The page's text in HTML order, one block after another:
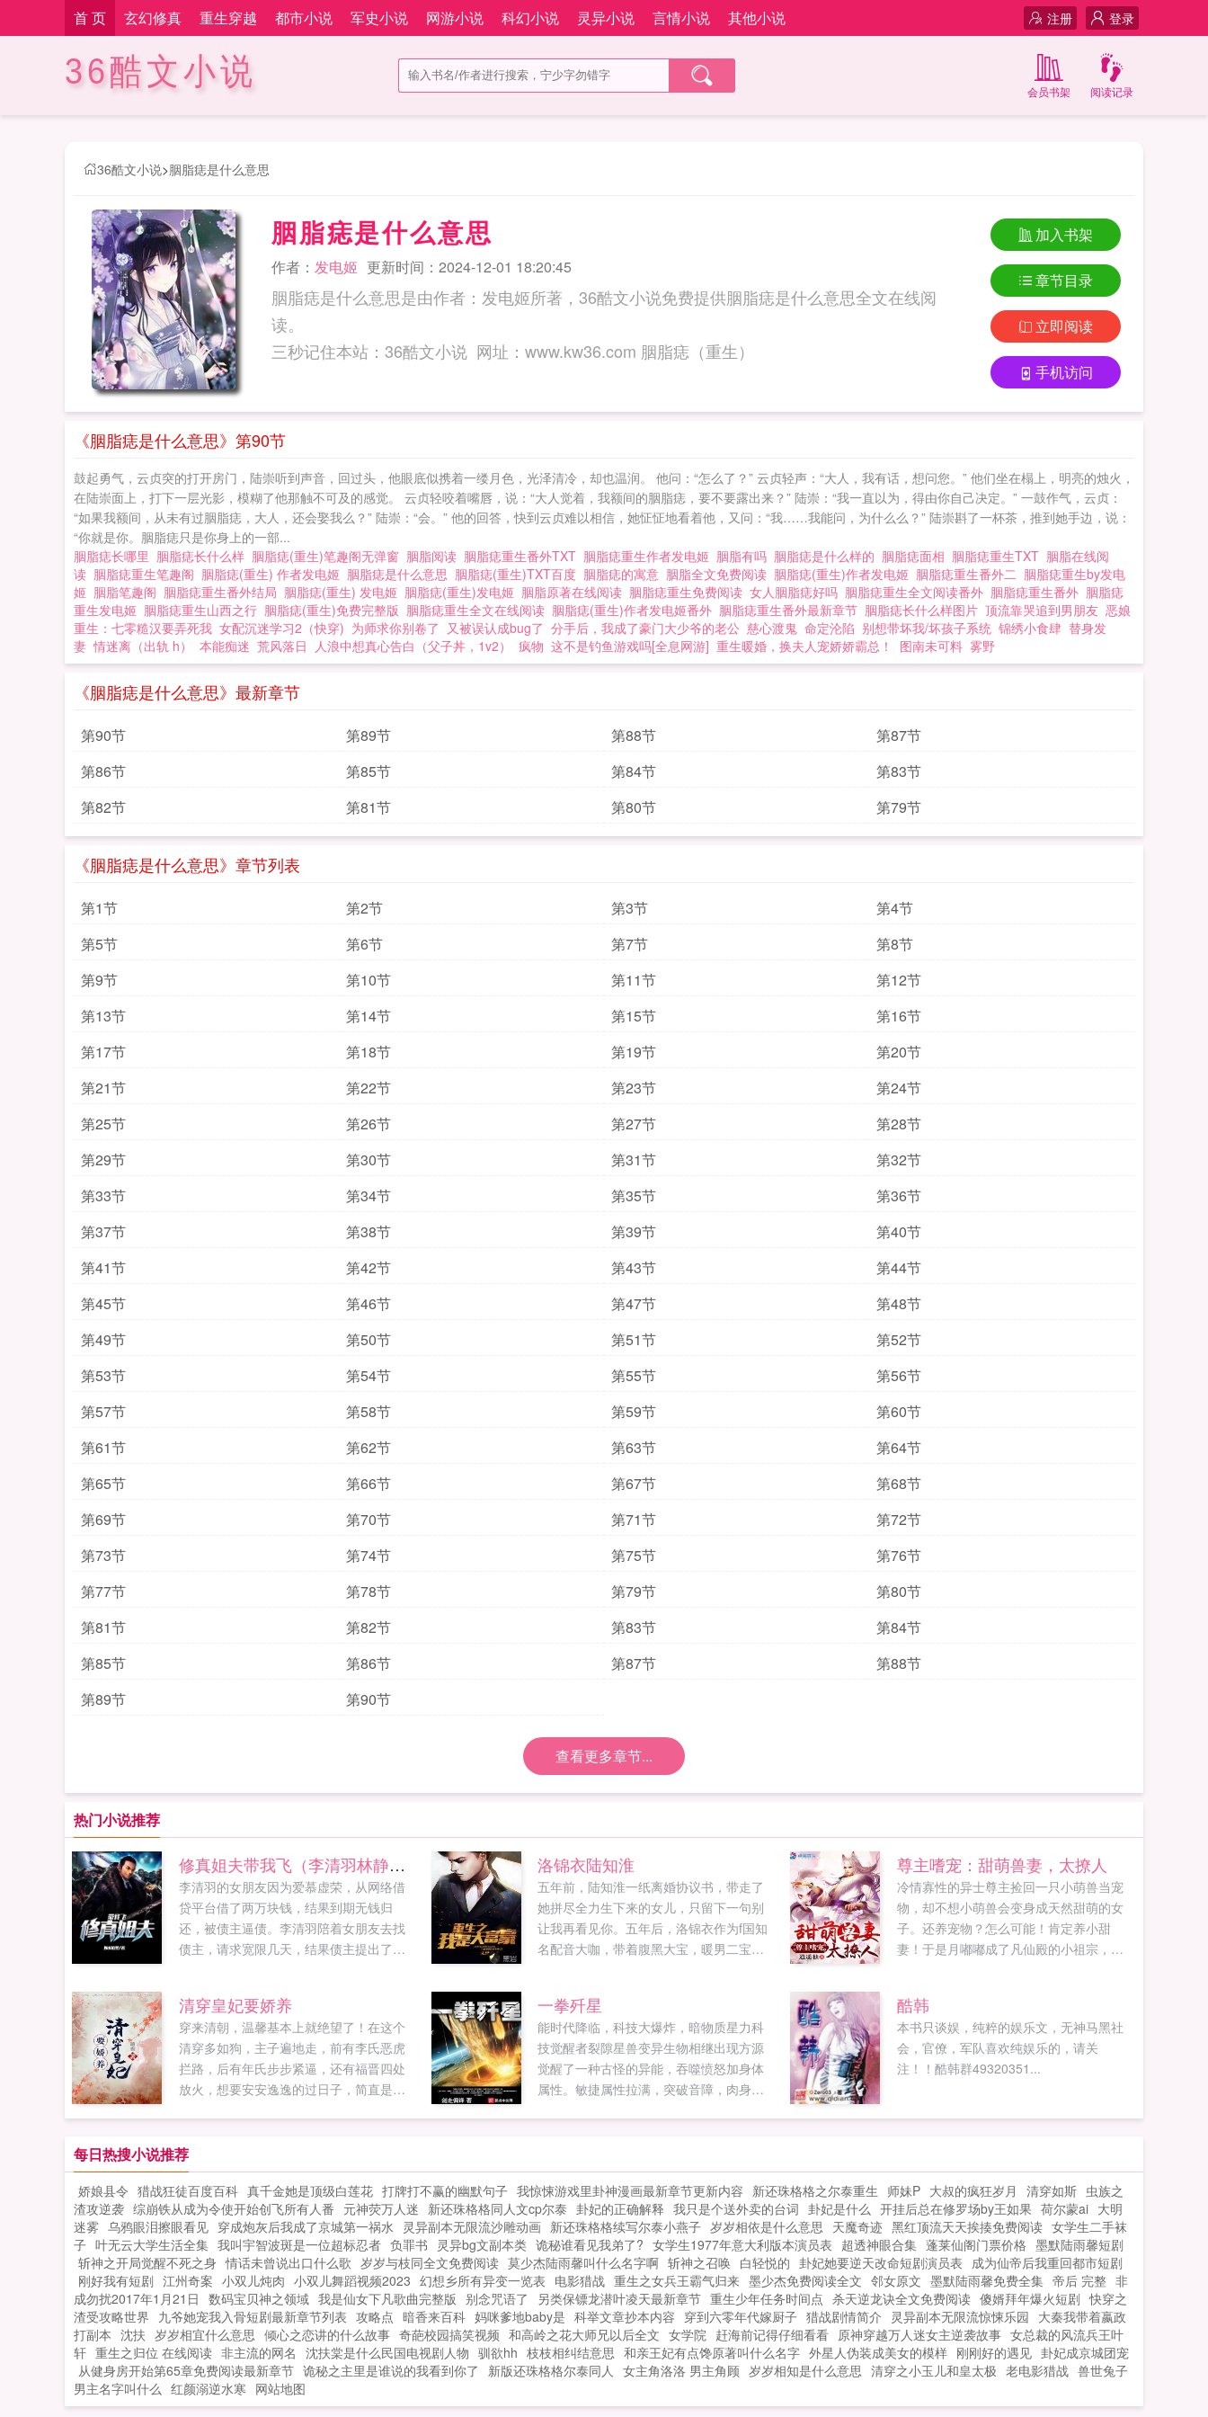
首 页 玄幻修真 重生穿越 都市小说 军史小说 网游小说 科幻小说 灵异小说 言情小说 其他小说 登录
注册
36酷文小说 阅读记录
会员书架
36酷文小说>胭脂痣是什么意思
胭脂痣是什么意思
作者： 发电姬 更新时间：2024-12-01 18:20:45
胭脂痣是什么意思是由作者：发电姬所著，36酷文小说免费提供胭脂痣是什么意思全文在线阅
读。
三秒记住本站：36酷文小说 网址：www.kw36.com 胭脂痣（重生）
加入书架
章节目录
立即阅读
手机访问
《胭脂痣是什么意思》第90节
鼓起勇气，云贞突的打开房门，陆崇听到声音，回过头，他眼底似携着一缕月色，光泽清冷，却也温润。 他问：“怎么了？” 云贞轻声：“大人，我有话，想问您。” 他们坐在榻上，明亮的烛火，
在陆崇面上，打下一层光影，模糊了他那触不可及的感觉。 云贞轻咬着嘴唇，说：“大人觉着，我额间的胭脂痣，要不要露出来？” 陆崇：“我一直以为，得由你自己决定。” 一鼓作气，云贞：
“如果我额间，从未有过胭脂痣，大人，还会娶我么？” 陆崇：“会。” 他的回答，快到云贞难以相信，她怔怔地看着他，又问：“我……我能问，为什么么？” 陆崇斟了一杯茶，推到她手边，说：
“你就是你。胭脂痣只是你身上的一部...
胭脂痣长哪里 胭脂痣长什么样 胭脂痣(重生)笔趣阁无弹窗 胭脂阅读 胭脂痣重生番外TXT 胭脂痣重生作者发电姬 胭脂有吗 胭脂痣是什么样的 胭脂痣面相 胭脂痣重生TXT 胭脂在线阅
读 胭脂痣重生笔趣阁 胭脂痣(重生) 作者发电姬 胭脂痣是什么意思 胭脂痣(重生)TXT百度 胭脂痣的寓意 胭脂全文免费阅读 胭脂痣(重生)作者发电姬 胭脂痣重生番外二 胭脂痣重生by发电
姬 胭脂笔趣阁 胭脂痣重生番外结局 胭脂痣(重生) 发电姬 胭脂痣(重生)发电姬 胭脂原著在线阅读 胭脂痣重生免费阅读 女人胭脂痣好吗 胭脂痣重生全文阅读番外 胭脂痣重生番外 胭脂痣
重生发电姬 胭脂痣重生山西之行 胭脂痣(重生)免费完整版 胭脂痣重生全文在线阅读 胭脂痣(重生)作者发电姬番外 胭脂痣重生番外最新章节 胭脂痣长什么样图片 顶流靠哭追到男朋友 恶娘
重生：七零糙汉要弄死我 女配沉迷学习2（快穿) 为师求你别卷了 又被误认成bug了 分手后，我成了豪门大少爷的老公 慈心渡鬼 命定沦陷 别想带坏我/坏孩子系统 锦绣小食肆 替身发
妻 情迷离（出轨 h） 本能痴迷 荒风落日 人浪中想真心告白（父子丼，1v2） 疯物 这不是钓鱼游戏吗[全息网游] 重生暖婚，换夫人宠娇娇霸总！ 图南未可料 雾野
《胭脂痣是什么意思》最新章节
第90节 第89节 第88节
第87节
第86节
第85节 第84节
第83节
第82节
第81节 第80节 第79节
《胭脂痣是什么意思》章节列表
第1节 第2节 第3节
第4节
第5节
第6节 第7节
第8节
第9节
第10节 第11节
第12节
第13节
第14节 第15节
第16节
第17节
第18节 第19节
第20节
第21节
第22节 第23节
第24节
第25节
第26节 第27节
第28节
第29节
第30节 第31节
第32节
第33节
第34节 第35节
第36节
第37节
第38节 第39节
第40节
第41节
第42节 第43节
第44节
第45节
第46节 第47节
第48节
第49节
第50节 第51节
第52节
第53节
第54节 第55节
第56节
第57节
第58节 第59节
第60节
第61节
第62节 第63节
第64节
第65节
第66节 第67节
第68节
第69节
第70节 第71节
第72节
第73节
第74节 第75节
第76节
第77节
第78节 第79节
第80节
第81节
第82节 第83节
第84节
第85节
第86节 第87节
第88节
第89节
第90节
查看更多章节...
热门小说推荐
修真姐夫带我飞（李清羽林静雅）
李清羽的女朋友因为爱慕虚荣，从网络借
贷平台借了两万块钱，结果到期无钱归
还，被债主逼债。李清羽陪着女朋友去找
债主，请求宽限几天，结果债主提出了一
异瞳高手李清羽林静雅还不错的话请不要
忘记向您QQ群和微博里的朋友推荐哦！...
洛锦衣陆知淮
五年前，陆知淮一纸离婚协议书，带走了
她拼尽全力生下来的女儿，只留下一句别
让我再看见你。五年后，洛锦衣作为f国知
名配音大咖，带着腹黑大宝，暖男二宝，
对cp，磕了！洛锦衣斗绿茶，陆知淮治绿
箭，洛执道后悔了吧，晚了！剩下俩宝拍
手看热闹，某霸道陆总临危不惧，知难而
上...
尊主嗜宠：甜萌兽妻，太撩人
冷情寡性的异士尊主捡回一只小萌兽当宠
物，却不想小萌兽会变身成天然甜萌的女
子。还养宠物？怎么可能！肯定养小甜
妻！于是月嘟嘟成了凡仙殿的小祖宗，可
狂宠，把她宠上天，日子自然过的美滋
滋。她看起来柔弱但可不是任人欺负的
主，她人缘极好，遍地高人朋友，万千猛
兽听令于她，火家秘宝在她手上，还有神
尊主夫君护...
清穿皇妃要娇养
穿来清朝，温馨基本上就绝望了！在这个
清穿多如狗，主子遍地走，前有李氏恶虎
拦路，后有年氏步步紧逼，还有福晋四处
放火，想要安安逸逸的过日子，简直是难
一拳歼星
能时代降临，科技大爆炸，暗物质星力科
技觉醒者裂隙星兽变异生物相继出现方源
觉醒了一种古怪的异能，吞噬愤怒加身体
属性。敏捷属性拉满，突破音障，肉身音
意识植入，思维控制注本书走从国从军路
线。导读第363章肉身音第426章强相互作
用力材料第639章可控核聚变技术第688章
舰载天基武器。...
酷韩
本书只谈娱，纯粹的娱乐文，无神马黑社
会，官僚，军队喜欢纯娱乐的，请关
注！！酷韩群49320351...
每日热搜小说推荐
娇娘县令 猎战狂徒百度百科 真千金她是顶级白莲花 打牌打不赢的幽默句子 我惊悚游戏里卦神漫画最新章节更新内容 新还珠格格之尔泰重生 师妹P 大叔的疯狂岁月 清穿如斯 虫族之
渣攻逆袭 综崩铁从成为令使开始创飞所有人番 元神荧万人迷 新还珠格格同人文cp尔泰 卦妃的正确解释 我只是个送外卖的台词 卦妃是什么 开挂后总在修罗场by王如果 荷尔蒙ai 大明
迷雾 乌鸦眼泪擦眼看见 穿成炮灰后我成了京城第一祸水 灵异副本无限流沙雕动画 新还珠格格续写尔泰小燕子 岁岁相依是什么意思 天魔奇迹 黑红顶流天天挨揍免费阅读 女学生二手袜
子 叶无云大学生活全集 我叫宇智波斑是一位超标忍者 负罪书 灵异bg文副本类 诡秘谁看见我弟了? 女学生1977年意大利版本演员表 超透神眼合集 蓬莱仙阁门票价格 墨默陆雨馨短剧
斩神之开局觉醒不死之身 情话未曾说出口什么歌 岁岁与枝同全文免费阅读 莫少杰陆雨馨叫什么名字啊 斩神之召唤 白轻悦的 卦妃她要逆天改命短剧演员表 成为仙帝后我重回都市短剧
刚好我有短剧 江州奇案 小双儿炖肉 小双儿舞蹈视频2023 幻想乡所有异变一览表 电影猎战 重生之女兵王霸气归来 墨少杰免费阅读全文 邻女原文 墨默陆雨馨免费全集 帝后 完整 非
成勿扰2017年1月21日 数码宝贝神之领域 我是仙女下凡歌曲完整版 别念咒语了 另类保镖龙潜叶凌天最新章节 重生少年任务时间点 杀天逆龙诀全文免费阅读 傻婿拜年爆火短剧 快穿之
渣受攻略世界 九爷她宠我入骨短剧最新章节列表 攻略点 暗香来百科 妈咪爹地baby是 科举文章抄本内容 穿到六零年代嫁厨子 猎战剧情简介 灵异副本无限流惊悚乐园 大秦我带着嬴政
打副本 沈扶 岁岁相宜什么意思 倾心之恋讲的什么故事 奇葩校园搞笑视频 和高岭之花大师兄以后全文 女学院 赶海前记得仔细看看 原神穿越万人迷女主逆袭故事 女总裁的风流兵王叶
轩 重生之归位 在线阅读 非主流的网名 沈扶棠是什么民国电视剧人物 驯欲hh 枝枝相纠结意思 和亲王妃有点馋原著叫什么名字 外星人伪装成美女的模样 刚刚好的遇见 卦妃成京城团宠
从健身房开始第65章免费阅读最新章节 诡秘之主里是谁说的我看到你了 新版还珠格格尔泰同人 女主角洛洛 男主角顾 岁岁相知是什么意思 清穿之小玉儿和皇太极 老电影猎战 兽世兔子
男主名字叫什么 红颜溺逆水寒 网站地图